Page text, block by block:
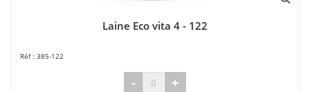
Laine Eco vita 4 - 122
385-122
- +